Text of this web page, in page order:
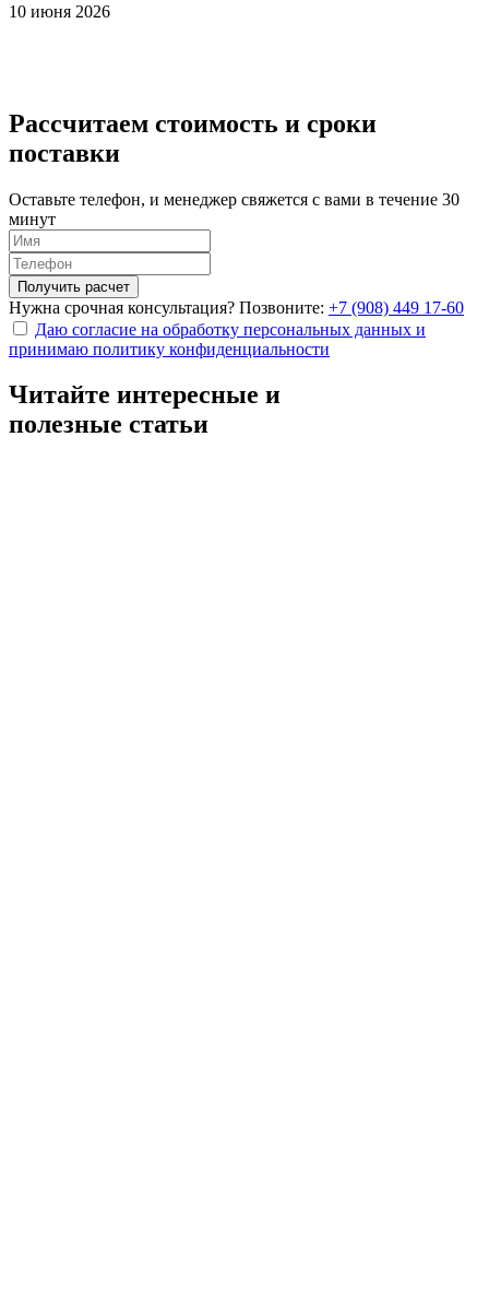
10 июня 2026
Рассчитаем стоимость и сроки
поставки
Оставьте телефон, и менеджер свяжется с вами в течение 30
минут
Получить расчет
Нужна срочная консультация? Позвоните: +7 (908) 449 17-60
Даю согласие на обработку персональных данных и
принимаю политику конфиденциальности
Читайте интересные и
полезные статьи